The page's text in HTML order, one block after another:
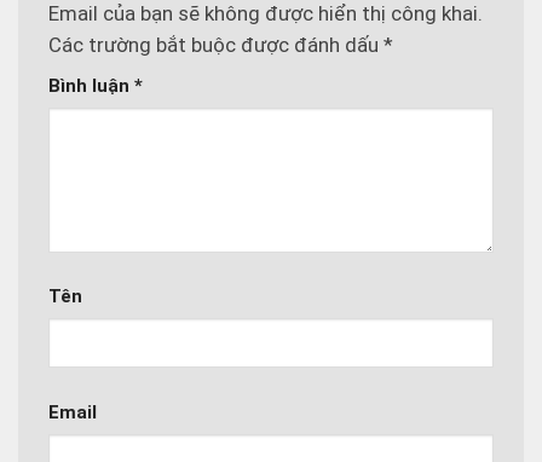
Email của bạn sẽ không được hiển thị công khai.
Các trường bắt buộc được đánh dấu *
Bình luận *
Tên
Email